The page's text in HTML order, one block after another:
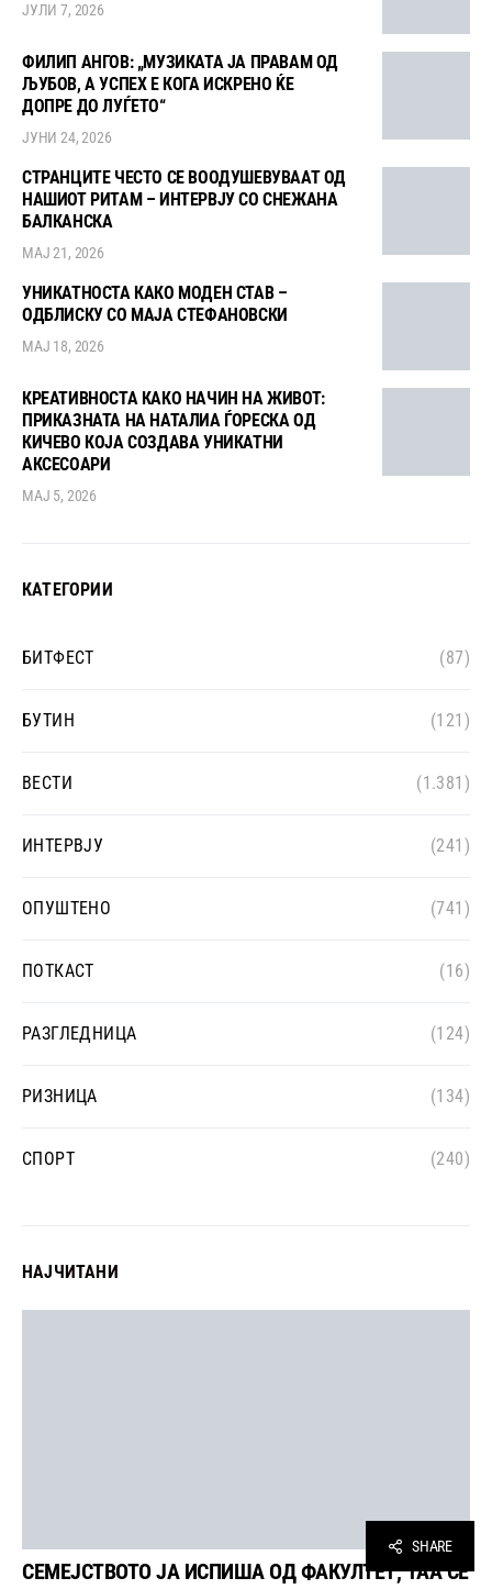
ЈУЛИ 7, 2026
ФИЛИП АНГОВ: „МУЗИКАТА ЈА ПРАВАМ ОД
ЉУБОВ, А УСПЕХ Е КОГА ИСКРЕНО ЌЕ
ДОПРЕ ДО ЛУЃЕТО“
ЈУНИ 24, 2026
СТРАНЦИТЕ ЧЕСТО СЕ ВООДУШЕВУВААТ ОД
НАШИОТ РИТАМ – ИНТЕРВЈУ СО СНЕЖАНА
БАЛКАНСКА
МАЈ 21, 2026
УНИКАТНОСТА КАКО МОДЕН СТАВ –
ОДБЛИСКУ СО МАЈА СТЕФАНОВСКИ
МАЈ 18, 2026
КРЕАТИВНОСТА КАКО НАЧИН НА ЖИВОТ:
ПРИКАЗНАТА НА НАТАЛИА ЃОРЕСКА ОД
КИЧЕВО КОЈА СОЗДАВА УНИКАТНИ
АКСЕСОАРИ
МАЈ 5, 2026
КАТЕГОРИИ
БИТФЕСТ (87)
БУТИН (121)
ВЕСТИ (1.381)
ИНТЕРВЈУ (241)
ОПУШТЕНО (741)
ПОТКАСТ (16)
РАЗГЛЕДНИЦА (124)
РИЗНИЦА (134)
СПОРТ (240)
НАЈЧИТАНИ
СЕМЕЈСТВОТО ЈА ИСПИША ОД ФАКУЛТЕТ, ТАА СЕ
SHARE